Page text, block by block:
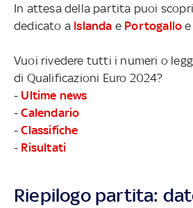
In attesa della partita puoi
dedicato a Islanda e Portogallo
Vuoi rivedere tutti i numeri o
di Qualificazioni Euro 2024?
- Ultime news
-Calendario
-Classifiche
- Risultati
Riepilogo partita: